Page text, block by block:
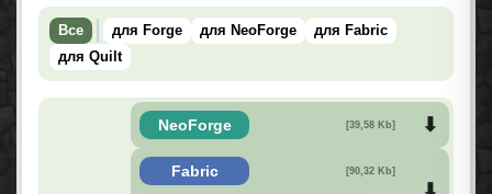
Все для Forge для NeoForge
для Fabric
для Quilt
NeoForge [39,58 Kb]
Fabric [90,32 Kb]